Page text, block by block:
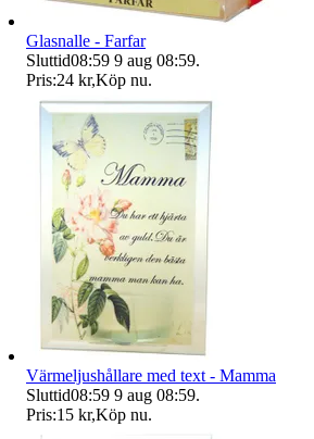
Glasnalle - Farfar
Sluttid08:59 9 aug 08:59.
Pris:24 kr,Köp nu.
Värmeljushållare med text - Mamma
Sluttid08:59 9 aug 08:59.
Pris:15 kr,Köp nu.